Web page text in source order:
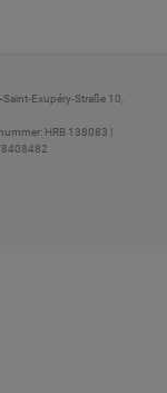
Exupéry-Straße 10,
HRB 138083 |